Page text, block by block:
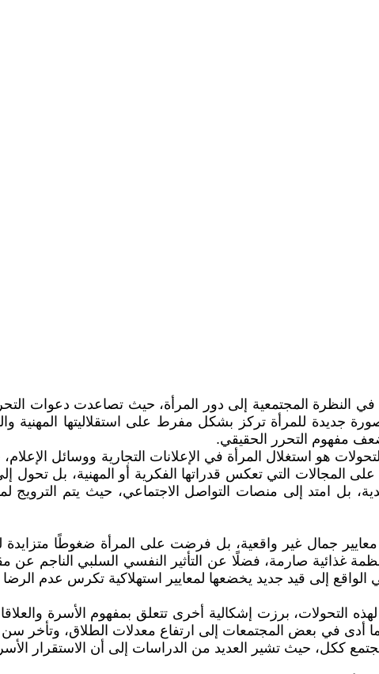
النظرة المجتمعية إلى دور المرأة، حيث تصاعدت دعوات التحرر
جديدة للمرأة تركز بشكل مفرط على استقلاليتها المهنية
مفهوم التحرر الحقيقي.
هو استغلال المرأة في الإعلانات التجارية ووسائل
المجالات التي تعكس قدراتها الفكرية أو المهنية، بل تحول
بل امتد إلى منصات التواصل الاجتماعي، حيث يتم
جمال غير واقعية، بل فرضت على المرأة ضغوطًا
غذائية صارمة، فضلًا عن التأثير النفسي السلبي الناجم
في الواقع إلى قيد جديد يخضعها لمعايير استهلاكية تكرس عدم
لهذه التحولات، برزت إشكالية أخرى تتعلق بمفهوم الأسرة
مما أدى في بعض المجتمعات إلى ارتفاع معدلات الطلاق، وتأخر
ككل، حيث تشير العديد من الدراسات إلى أن الاستقرار